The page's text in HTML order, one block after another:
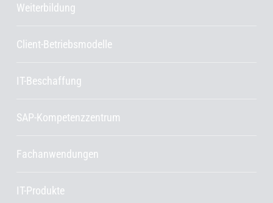
Weiterbildung
Client-Betriebsmodelle
IT-Beschaffung
SAP-Kompetenzzentrum
Fachanwendungen
IT-Produkte